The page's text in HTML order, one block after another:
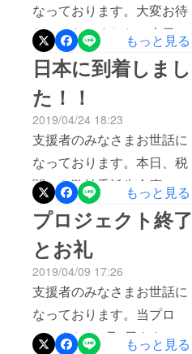
なっております。大変お待
たせいたしました。本日、
委託先倉庫から
「TRANSFORMER」が発
送されました。2日から3日
以内に支援者のみなさまの
元へご到着の予定となって
おります。なお交通状況に
より、誤差が出てしまう可
能性がございますのでご理
解のほどよろしくお願いい
たします。この度はご支援
いただきまして誠にありが
とうございました。
もっと見る
日本に到着しまし
た！！
2019/04/24 18:23
支援者のみなさまお世話に
なっております。本日、税
関から弊社委託先倉庫に向
け商品が発送されたという
連絡がありました。到着後3
日以内に倉庫から発送され
る予定です！倉庫から発送
の連絡が入りましたら、ま
たご連絡させていただきま
す。なお、ご住所につきま
もっと見る
プロジェクト終了
とお礼
2019/04/09 17:26
支援者のみなさまお世話に
なっております。当プロ
ジェクトは4月7日をもって
もっと見る